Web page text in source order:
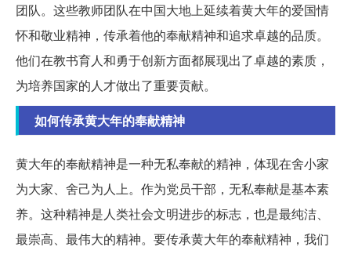
团队。这些教师团队在中国大地上延续着黄大年的爱国情
怀和敬业精神，传承着他的奉献精神和追求卓越的品质。
他们在教书育人和勇于创新方面都展现出了卓越的素质，
为培养国家的人才做出了重要贡献。
如何传承黄大年的奉献精神
黄大年的奉献精神是一种无私奉献的精神，体现在舍小家
为大家、舍己为人上。作为党员干部，无私奉献是基本素
养。这种精神是人类社会文明进步的标志，也是最纯洁、
最崇高、最伟大的精神。要传承黄大年的奉献精神，我们